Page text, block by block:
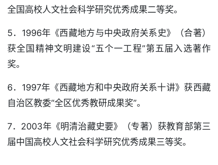
全国高校人文社会科学研究优秀成果二等奖。
5．1996年《西藏地方与中央政府关系史》（合著）
获全国精神文明建设“五个一工程”第五届入选著作
奖。
6．1997年《西藏地方和中央政府关系十讲》获西藏
自治区教委“全区优秀教研成果奖”。
7．2003年《明清治藏史要》（专著）获教育部第三
届中国高校人文社会科学研究优秀成果三等奖。